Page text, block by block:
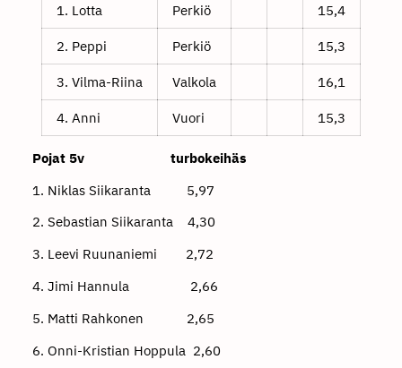
1. Lotta Perkiö 15,4
2. Peppi Perkiö 15,3
3. Vilma-Riina Valkola 16,1
4. Anni Vuori 15,3
Pojat 5v turbokeihäs
1. Niklas Siikaranta 5,97
2. Sebastian Siikaranta 4,30
3. Leevi Ruunaniemi 2,72
4. Jimi Hannula 2,66
5. Matti Rahkonen 2,65
6. Onni-Kristian Hoppula 2,60